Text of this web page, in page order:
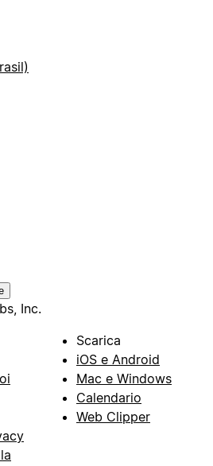
Inc.
Scarica
iOS e Android
Mac e Windows
Calendario
Web Clipper